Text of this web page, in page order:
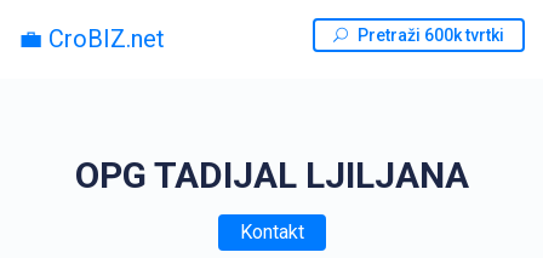
💼 CroBIZ.net Pretraži 600k tvrtki
OPG TADIJAL LJILJANA
Kontakt